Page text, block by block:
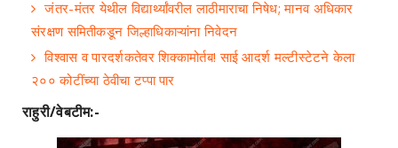
जंतर-मंतर येथील विद्यार्थ्यांवरील लाठीमाराचा निषेध; मानव अधिकार
संरक्षण समितीकडून जिल्हाधिकाऱ्यांना निवेदन
विश्वास व पारदर्शकतेवर शिक्कामोर्तब! साई आदर्श मल्टीस्टेटने केला
२०० कोटींच्या ठेवीचा टप्पा पार
राहुरी/वेबटीम:-